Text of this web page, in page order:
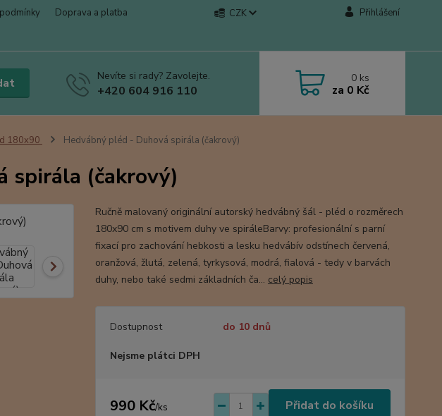
Doprava a platba
CZK Přihlášení
Nevíte si rady? Zavolejte.
+420 604 916 110
0 ks
za 0 Kč
180x90 Hedvábný pléd - Duhová spirála (čakrový)
spirála (čakrový)
Ručně malovaný originální autorský hedvábný šál - pléd o rozměrech
180x90 cm s motivem duhy ve spiráleBarvy: profesionální s parní
fixací pro zachování hebkosti a lesku hedvábív odstínech červená,
oranžová, žlutá, zelená, tyrkysová, modrá, fialová - tedy v barvách
duhy, nebo také sedmi základních ča... celý popis
Dostupnost do 10 dnů
Nejsme plátci DPH
990 Kč/ks Přidat do košíku